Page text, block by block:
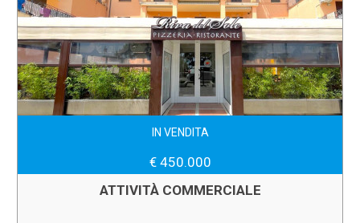
IN VENDITA
€ 450.000
ATTIVITÀ COMMERCIALE